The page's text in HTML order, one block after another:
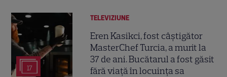
17
TELEVIZIUNE
Eren Kasikci, fost câștigător
MasterChef Turcia, a murit la
37 de ani. Bucătarul a fost găsit
fără viață în locuința sa